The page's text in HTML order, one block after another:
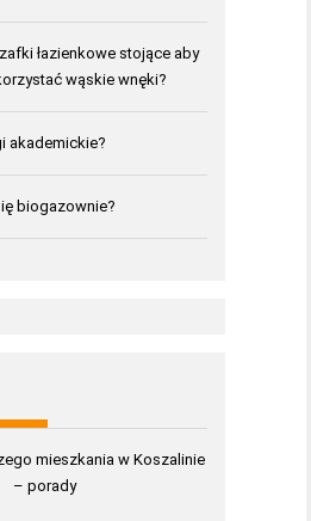
łazienkowe stojące aby
wąskie wnęki?
akademickie?
biogazownie?